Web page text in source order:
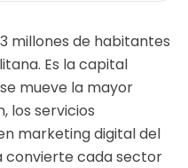
millones de habitantes
Es la capital
mueve la mayor
los servicios
marketing digital del
convierte cada sector